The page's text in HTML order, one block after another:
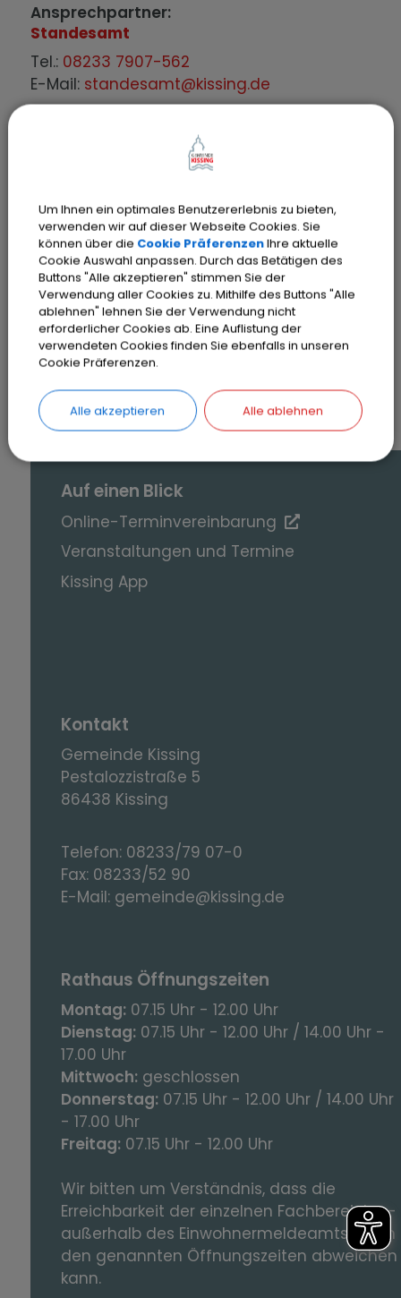
Ansprechpartner:
Standesamt
Tel.: 08233 7907-562
E-Mail: standesamt@kissing.de
SEITE DRUCKEN
Auf einen Blick
Online-Terminvereinbarung
Veranstaltungen und Termine
Kissing App
Kontakt
Gemeinde Kissing
Pestalozzistraße 5
86438 Kissing
Telefon: 08233/79 07-0
Fax: 08233/52 90
E-Mail: gemeinde@kissing.de
Rathaus Öffnungszeiten
Montag: 07.15 Uhr - 12.00 Uhr
Dienstag: 07.15 Uhr - 12.00 Uhr / 14.00 Uhr -
17.00 Uhr
Mittwoch: geschlossen
Donnerstag: 07.15 Uhr - 12.00 Uhr / 14.00 Uhr
- 17.00 Uhr
Freitag: 07.15 Uhr - 12.00 Uhr
Wir bitten um Verständnis, dass die
Erreichbarkeit der einzelnen Fachbereiche -
außerhalb des Einwohnermeldeamts – von
den genannten Öffnungszeiten abweichen
kann.
Um Ihnen ein optimales Benutzererlebnis zu bieten,
verwenden wir auf dieser Webseite Cookies. Sie
können über die Cookie PräferenzenIhre aktuelle
Cookie Auswahl anpassen. Durch das Betätigen des
Buttons "Alle akzeptieren" stimmen Sie der
Verwendung aller Cookies zu. Mithilfe des Buttons "Alle
ablehnen" lehnen Sie der Verwendung nicht
erforderlicher Cookies ab. Eine Auflistung der
verwendeten Cookies finden Sie ebenfalls in unseren
Cookie Präferenzen.
Alle akzeptieren Alle ablehnen